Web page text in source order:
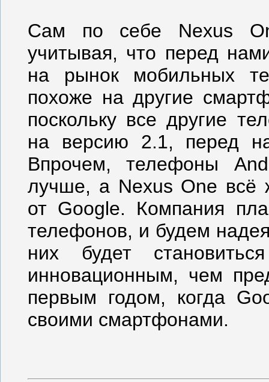
Сам по себе Nexus
учитывая, что перед
на рынок мобильных
похоже на другие
поскольку все другие
на версию 2.1, перед
Впрочем, телефоны
лучше, а Nexus One всё
от Google. Компания
телефонов, и будем
них будет
инновационным, чем
первым годом, когда
своими смартфонами.